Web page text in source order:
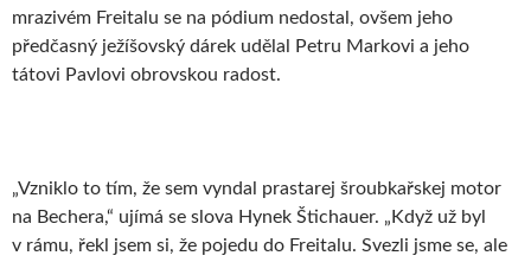
mrazivém Freitalu se na pódium nedostal, ovšem jeho
předčasný ježíšovský dárek udělal Petru Markovi a jeho
tátovi Pavlovi obrovskou radost.
„Vzniklo to tím, že sem vyndal prastarej šroubkařskej motor
na Bechera,“ ujímá se slova Hynek Štichauer. „Když už byl
v rámu, řekl jsem si, že pojedu do Freitalu. Svezli jsme se, ale